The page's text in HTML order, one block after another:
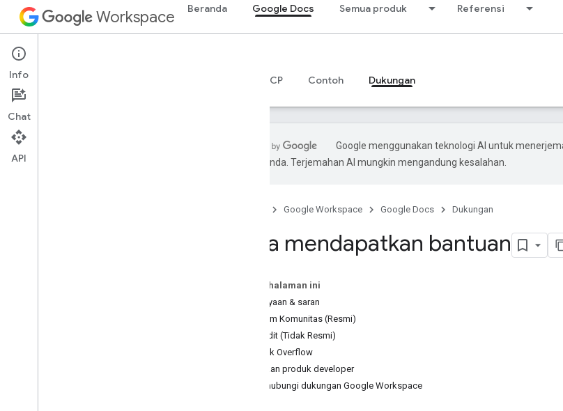
Workspace Beranda Google Docs Semua produk Referensi
Google Docs
Ringkasan Server MCP Contoh Dukungan
Google menggunakan teknologi AI untuk
pilihan Anda. Terjemahan AI mungkin mengandung kesalahan.
Google Workspace Google Docs Dukungan
Cara mendapatkan bantuan
Pada halaman ini
Pertanyaan & saran
Forum Komunitas (Resmi)
Reddit (Tidak Resmi)
Stack Overflow
Masukan produk developer
Menghubungi dukungan Google Workspace
Info
Chat
API